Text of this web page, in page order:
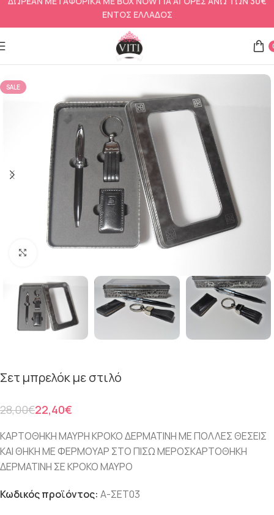
Αρχική σελίδα Ανδρικό δώρο Μπρελόκ σετ
SALE
Click to enlarge
Σετ μπρελόκ με στιλό
28,00€22,40€
ΚΑΡΤΟΘΗΚΗ ΜΑΥΡΗ ΚΡΟΚΟ ΔΕΡΜΑΤΙΝΗ ΜΕ ΠΟΛΛΕΣ ΘΕΣΕΙΣ
ΚΑΙ ΘΗΚΗ ΜΕ ΦΕΡΜΟΥΑΡ ΣΤΟ ΠΙΣΩ ΜΕΡΟΣΚΑΡΤΟΘΗΚΗ
ΔΕΡΜΑΤΙΝΗ ΣΕ ΚΡΟΚΟ ΜΑΥΡΟ
Κωδικός προϊόντος: Α-ΣΕΤ03
ΕΝΤΟΣ ΕΛΛΑΔΟΣ